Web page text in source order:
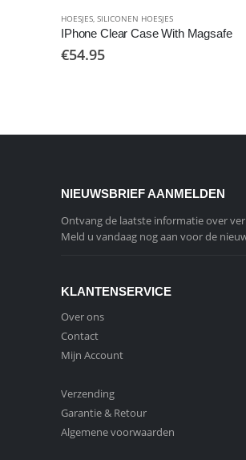
HOESJES, SILICONEN HOESJES
IPhone Clear Case With Magsafe
€54.95
NIEUWSBRIEF AANMELDEN
Ontvang de laatste informatie over
Meld u vandaag nog aan voor de
KLANTENSERVICE
Over ons
Contact
Mijn Account
Verzending
Garantie & Retour
Algemene voorwaarden